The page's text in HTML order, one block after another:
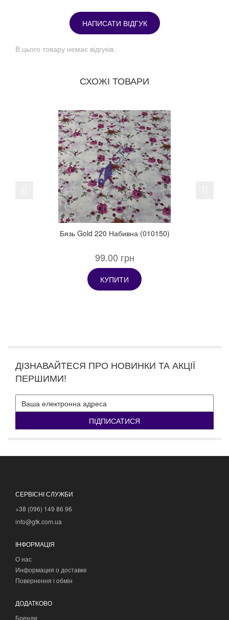
НАПИСАТИ ВІДГУК
В цього товару немає відгуків.
СХОЖІ ТОВАРИ
Бязь Gold 220 Набивна (010150)
99.00 грн
КУПИТИ
Previous
ДІЗНАВАЙТЕСЯ ПРО НОВИНКИ ТА АКЦІЇ
ПЕРШИМИ!
ПІДПИСАТИСЯ
СЕРВІСНІ СЛУЖБИ
+38 (096) 149 86 96
info@gtk.com.ua
ІНФОРМАЦІЯ
О нас
Информация о доставке
Повернення і обмін
ДОДАТКОВО
Бренди